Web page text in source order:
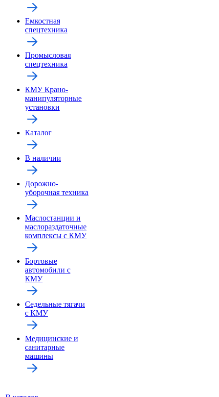
Емкостная
спецтехника
Промысловая
спецтехника
КМУ Крано-
манипуляторные
установки
Каталог
В наличии
Дорожно-
уборочная техника
Маслостанции и
маслораздаточные
комплексы с КМУ
Бортовые
автомобили с
КМУ
Седельные тягачи
с КМУ
Медицинские и
санитарные
машины